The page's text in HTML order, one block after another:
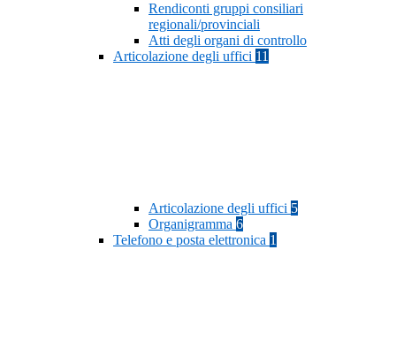
Rendiconti gruppi consiliari
regionali/provinciali
Atti degli organi di controllo
Articolazione degli uffici 11
Articolazione degli uffici 5
Organigramma 6
Telefono e posta elettronica 1